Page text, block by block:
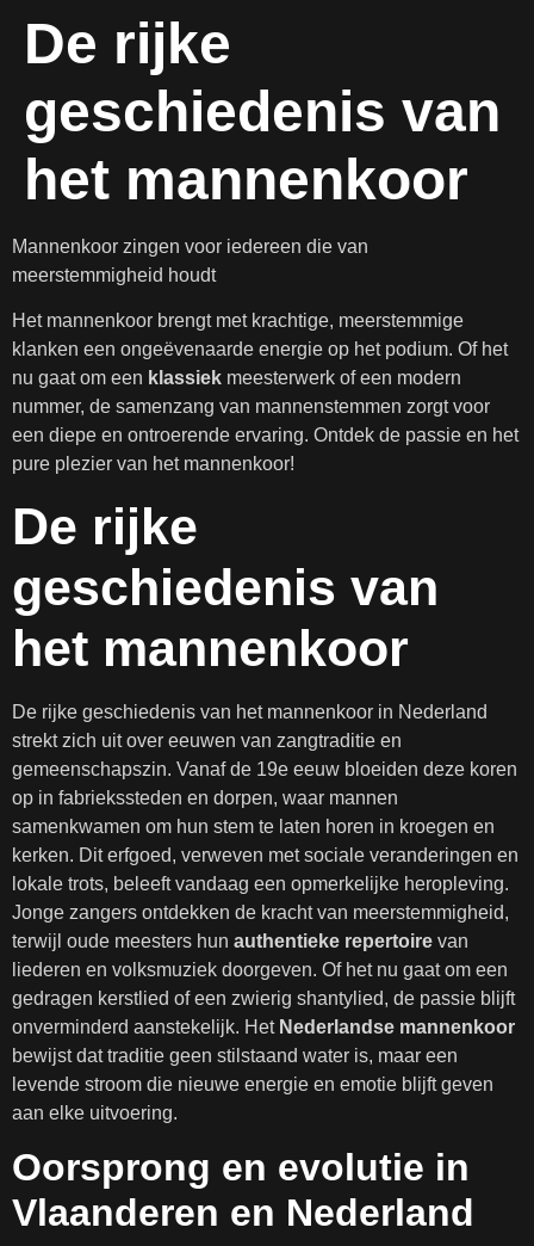
De rijke
geschiedenis van
het mannenkoor
Mannenkoor zingen voor iedereen die van
meerstemmigheid houdt
Het mannenkoor brengt met krachtige, meerstemmige
klanken een ongeëvenaarde energie op het podium. Of het
nu gaat om een klassiek meesterwerk of een modern
nummer, de samenzang van mannenstemmen zorgt voor
een diepe en ontroerende ervaring. Ontdek de passie en het
pure plezier van het mannenkoor!
De rijke
geschiedenis van
het mannenkoor
De rijke geschiedenis van het mannenkoor in Nederland
strekt zich uit over eeuwen van zangtraditie en
gemeenschapszin. Vanaf de 19e eeuw bloeiden deze koren
op in fabriekssteden en dorpen, waar mannen
samenkwamen om hun stem te laten horen in kroegen en
kerken. Dit erfgoed, verweven met sociale veranderingen en
lokale trots, beleeft vandaag een opmerkelijke heropleving.
Jonge zangers ontdekken de kracht van meerstemmigheid,
terwijl oude meesters hun authentieke repertoire van
liederen en volksmuziek doorgeven. Of het nu gaat om een
gedragen kerstlied of een zwierig shantylied, de passie blijft
onverminderd aanstekelijk. Het Nederlandse mannenkoor
bewijst dat traditie geen stilstaand water is, maar een
levende stroom die nieuwe energie en emotie blijft geven
aan elke uitvoering.
Oorsprong en evolutie in
Vlaanderen en Nederland